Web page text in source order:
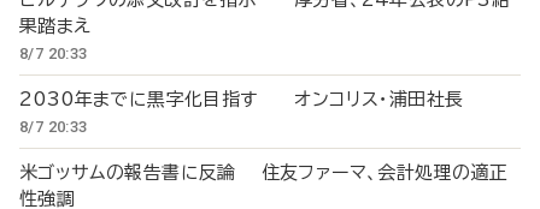
果踏まえ
8/7 20:33
2030年までに黒字化目指す オンコリス・浦田社長
8/7 20:33
米ゴッサムの報告書に反論 住友ファーマ、会計処理の適正
性強調